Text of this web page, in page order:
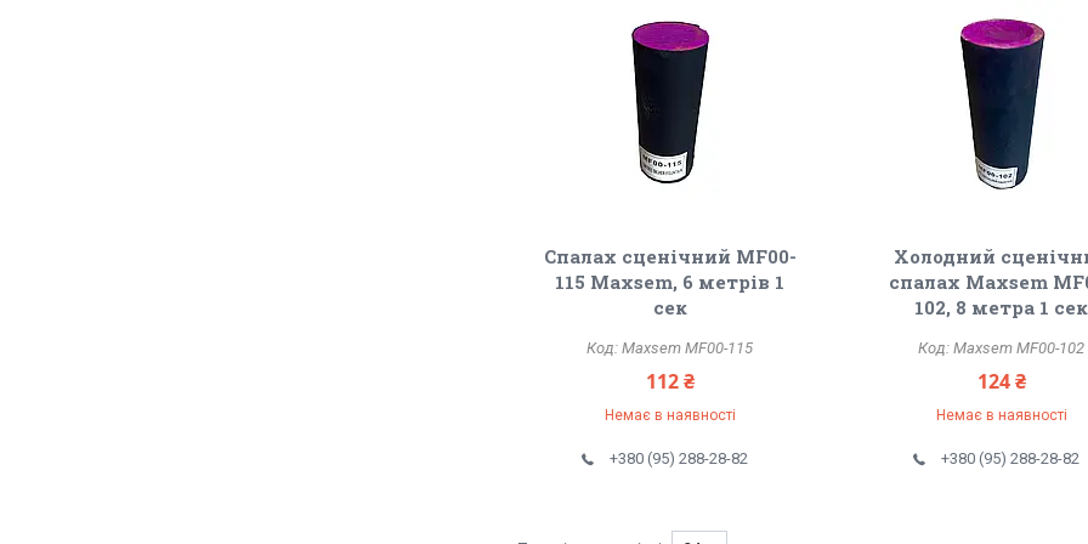
Спалах сценічний MF00-
115 Maxsem, 6 метрів 1
сек
Maxsem MF00-115
112 ₴
Немає в наявності
+380 (95) 288-28-82
Холодний
спалах Maxsem
102, 8 метра 1 сек
Maxsem MF00-102
124 ₴
Немає в наявності
+380 (95) 288-28-82